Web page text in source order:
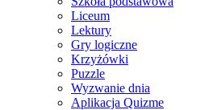
Liceum
Lektury
Gry logiczne
Krzyżówki
Puzzle
Wyzwanie dnia
Aplikacja Quizme